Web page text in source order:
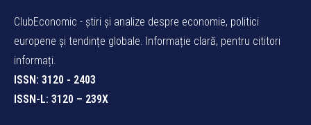
ClubEconomic - știri și analize despre economie, politici
europene și tendințe globale. Informație clară, pentru cititori
informați.
ISSN: 3120 - 2403
ISSN-L: 3120 – 239X